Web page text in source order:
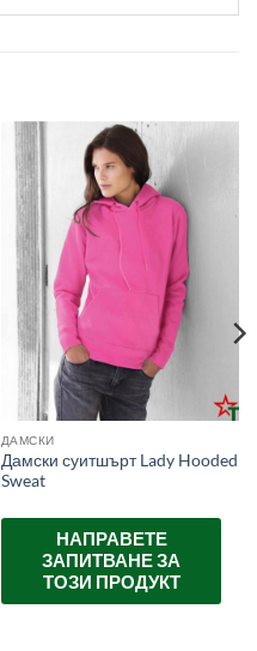
ДАМСКИ
Дамски суитшърт Lady Hooded
Sweat
НАПРАВЕТЕ
ЗАПИТВАНЕ ЗА
ТОЗИ ПРОДУКТ